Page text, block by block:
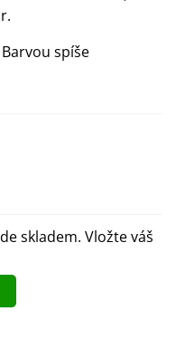
spíše
skladem. Vložte váš